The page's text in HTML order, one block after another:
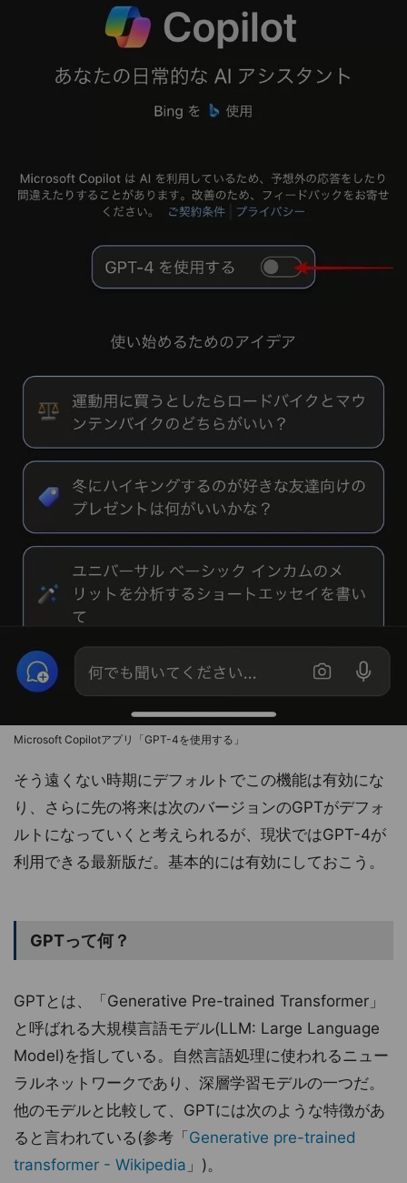
Microsoft Copilotアプリ「GPT-4を使用する」
そう遠くない時期にデフォルトでこの機能は有効にな
り、さらに先の将来は次のバージョンのGPTがデフォ
ルトになっていくと考えられるが、現状ではGPT-4が
利用できる最新版だ。基本的には有効にしておこう。
GPTって何？
GPTとは、「Generative Pre-trained Transformer」
と呼ばれる大規模言語モデル(LLM: Large Language
Model)を指している。自然言語処理に使われるニュー
ラルネットワークであり、深層学習モデルの一つだ。
他のモデルと比較して、GPTには次のような特徴があ
ると言われている(参考「Generative pre-trained
transformer - Wikipedia 」)。